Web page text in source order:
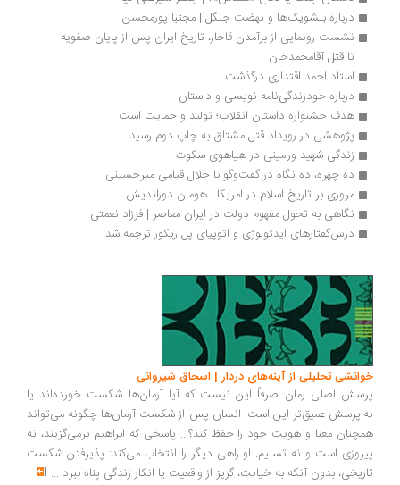
درباره بلشویک‌ها و نهضت جنگل | مجتبا پورمحسن
تا قتل آقامحمدخان
استاد احمد اقتداری درگذشت
درباره خودزندگی‌نامه نویسی و داستان
هدف جشنواره داستان انقلاب؛ تولید و حمایت است
پژوهشی در رویداد قتل مشتاق به چاپ دوم رسید
زندگی شهید ورامینی در هیاهوی سکوت
ده چهره، ده نگاه در گفت‌وگو با جلال قیامی میرحسینی
مروری بر تاریخ اسلام در امریکا | هومان دوراندیش
نگاهی به تحول مفهوم دولت در ایران معاصر | فرزاد نعمتی
درس‌گفتارهای ایدئولوژی و اتوپیای پل ریکور ترجمه شد
تحلیلی از آینه‌های دردار | اسحاق شیروانی
اصلی رمان صرفاً این نیست که آیا آرمان‌ها شکست خورده‌اند یا
عمیق‌تر این است: انسان پس از شکست آرمان‌ها چگونه می‌تواند
معنا و هویت خود را حفظ کند؟... پاسخی که ابراهیم برمی‌گزیند، نه
است و نه تسلیم. او راهی دیگر را انتخاب می‌کند: پذیرفتن شکست
بدون آنکه به خیانت، گریز از واقعیت یا انکار زندگی پناه ببرد...